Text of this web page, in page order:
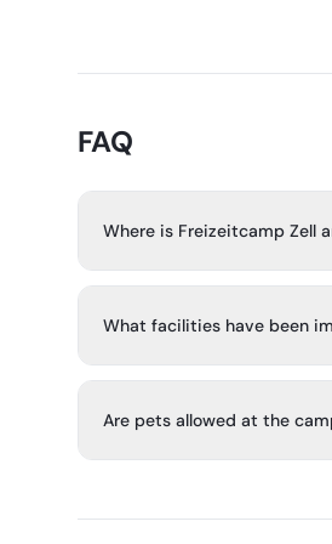
FAQ
Where is Freizeitcamp Zell
Salzburg Lake District.
What facilities have been
facilities.
Are pets allowed at the